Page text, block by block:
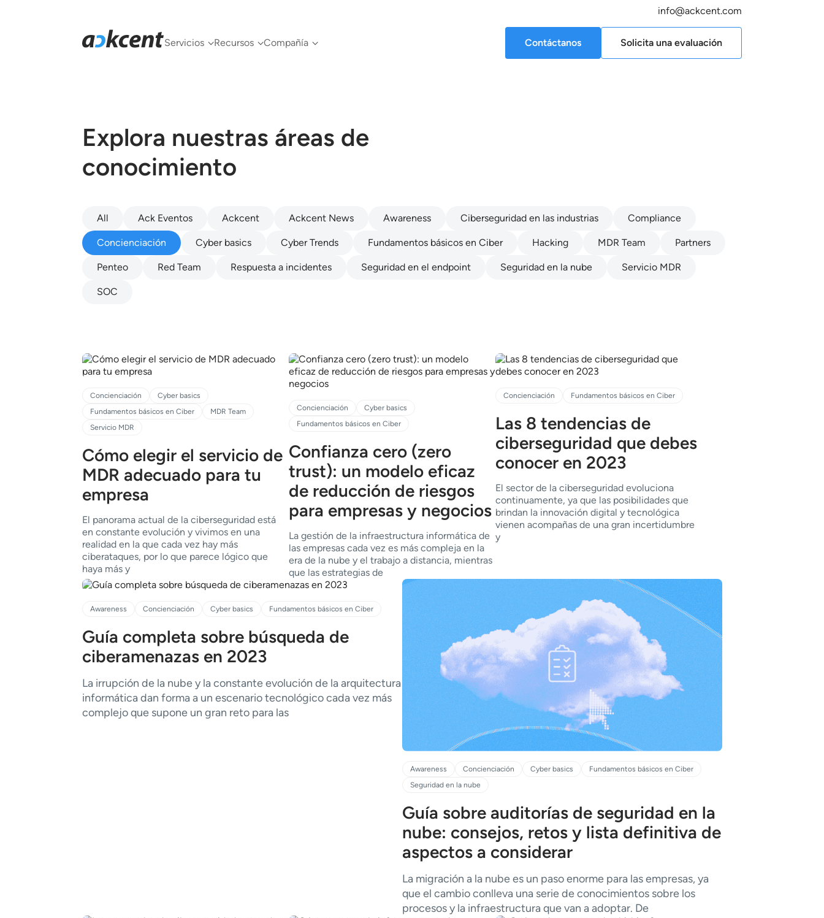
info@ackcent.com
Servicios Recursos Compañía Contáctanos Solicita una evaluación
Explora nuestras áreas de
conocimiento
All Ack Eventos Ackcent Ackcent News Awareness Ciberseguridad en las industrias Compliance
Concienciación Cyber basics Cyber Trends Fundamentos básicos en Ciber Hacking MDR Team Partners
Penteo Red Team Respuesta a incidentes Seguridad en el endpoint Seguridad en la nube Servicio MDR
SOC
Concienciación
Cyber basics
Fundamentos básicos en Ciber
MDR Team
Servicio MDR
Cómo elegir el servicio de
MDR adecuado para tu
empresa
El panorama actual de la ciberseguridad está
en constante evolución y vivimos en una
realidad en la que cada vez hay más
ciberataques, por lo que parece lógico que
haya más y
Concienciación
Cyber basics
Fundamentos básicos en Ciber
Confianza cero (zero
trust): un modelo eficaz
de reducción de riesgos
para empresas y negocios
La gestión de la infraestructura informática de
las empresas cada vez es más compleja en la
era de la nube y el trabajo a distancia, mientras
que las estrategias de
Concienciación Fundamentos básicos en Ciber
Las 8 tendencias de
ciberseguridad que debes
conocer en 2023
El sector de la ciberseguridad evoluciona
continuamente, ya que las posibilidades que
brindan la innovación digital y tecnológica
vienen acompañas de una gran incertidumbre
y
Awareness Concienciación Cyber basics Fundamentos básicos en Ciber
Guía completa sobre búsqueda de
ciberamenazas en 2023
La irrupción de la nube y la constante evolución de la arquitectura
informática dan forma a un escenario tecnológico cada vez más
complejo que supone un gran reto para las
Awareness Concienciación Cyber basics
Fundamentos básicos en Ciber
Seguridad en la nube
Guía sobre auditorías de seguridad en la
nube: consejos, retos y lista definitiva de
aspectos a considerar
La migración a la nube es un paso enorme para las empresas, ya
que el cambio conlleva una serie de conocimientos sobre los
procesos y la infraestructura que van a adoptar. De